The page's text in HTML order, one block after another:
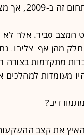
לא נראה קריסה מוחלטת.
המצב סביר. אלה לא
חלק מהן אף יצליחו.
מעומדות למהלכים